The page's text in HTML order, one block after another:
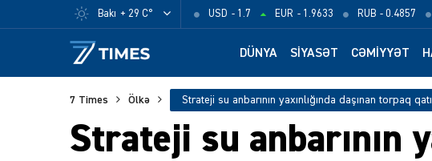
Bakı + 29 C° USD - 1.7 EUR - 1.9633 RUB - 0.4857
DÜNYA SIYASƏT CƏMIYYƏT
7 Times Ölkə
Strateji su anbarının